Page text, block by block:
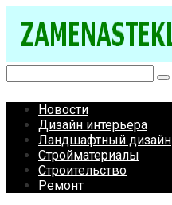
контенту
Новости
Дизайн интерьера
Ландшафтный дизайн
Стройматериалы
Строительство
Ремонт